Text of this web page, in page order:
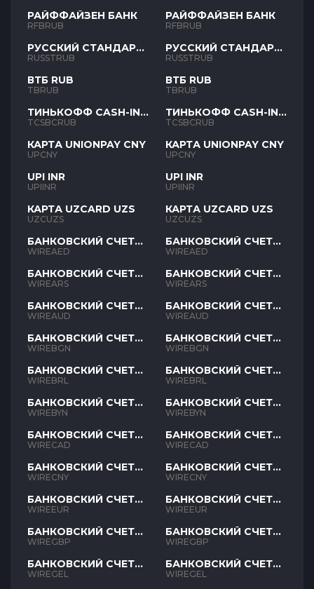
РАЙФФАЙЗЕН БАНК
RFBRUB
РУССКИЙ СТАНДАРТ
RUB
RUSSTRUB
ВТБ RUB
TBRUB
ТИНЬКОФФ CASH-IN
RUB
TCSBCRUB
КАРТА UNIONPAY CNY
UPCNY
UPI INR
UPIINR
КАРТА UZCARD UZS
UZCUZS
БАНКОВСКИЙ СЧЕТ
AED
WIREAED
БАНКОВСКИЙ СЧЕТ
ARS
WIREARS
БАНКОВСКИЙ СЧЕТ
AUD
WIREAUD
БАНКОВСКИЙ СЧЕТ
BGN
WIREBGN
БАНКОВСКИЙ СЧЕТ
BRL
WIREBRL
БАНКОВСКИЙ СЧЕТ
BYN
WIREBYN
БАНКОВСКИЙ СЧЕТ
CAD
WIRECAD
БАНКОВСКИЙ СЧЕТ
CNY
WIRECNY
БАНКОВСКИЙ СЧЕТ
EUR
WIREEUR
БАНКОВСКИЙ СЧЕТ
GBP
WIREGBP
БАНКОВСКИЙ СЧЕТ
GEL
WIREGEL
РАЙФФАЙЗЕН БАНК
RFBRUB
РУССКИЙ СТАНДАРТ
RUB
RUSSTRUB
ВТБ RUB
TBRUB
ТИНЬКОФФ CASH-IN
RUB
TCSBCRUB
КАРТА UNIONPAY CNY
UPCNY
UPI INR
UPIINR
КАРТА UZCARD UZS
UZCUZS
БАНКОВСКИЙ СЧЕТ
AED
WIREAED
БАНКОВСКИЙ СЧЕТ
ARS
WIREARS
БАНКОВСКИЙ СЧЕТ
AUD
WIREAUD
БАНКОВСКИЙ СЧЕТ
BGN
WIREBGN
БАНКОВСКИЙ СЧЕТ
BRL
WIREBRL
БАНКОВСКИЙ СЧЕТ
BYN
WIREBYN
БАНКОВСКИЙ СЧЕТ
CAD
WIRECAD
БАНКОВСКИЙ СЧЕТ
CNY
WIRECNY
БАНКОВСКИЙ СЧЕТ
EUR
WIREEUR
БАНКОВСКИЙ СЧЕТ
GBP
WIREGBP
БАНКОВСКИЙ СЧЕТ
GEL
WIREGEL